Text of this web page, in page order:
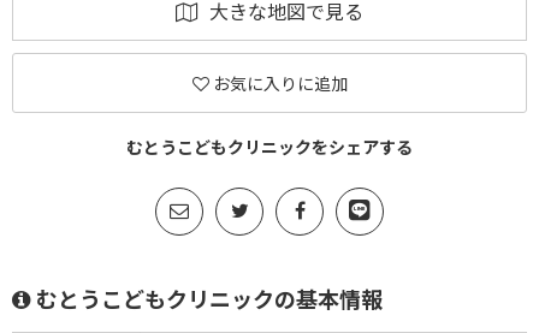
大きな地図で見る
お気に入りに追加
むとうこどもクリニックをシェアする
むとうこどもクリニックの基本情報